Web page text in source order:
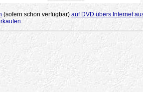
(sofern schon verfügbar) auf DVD übers Internet